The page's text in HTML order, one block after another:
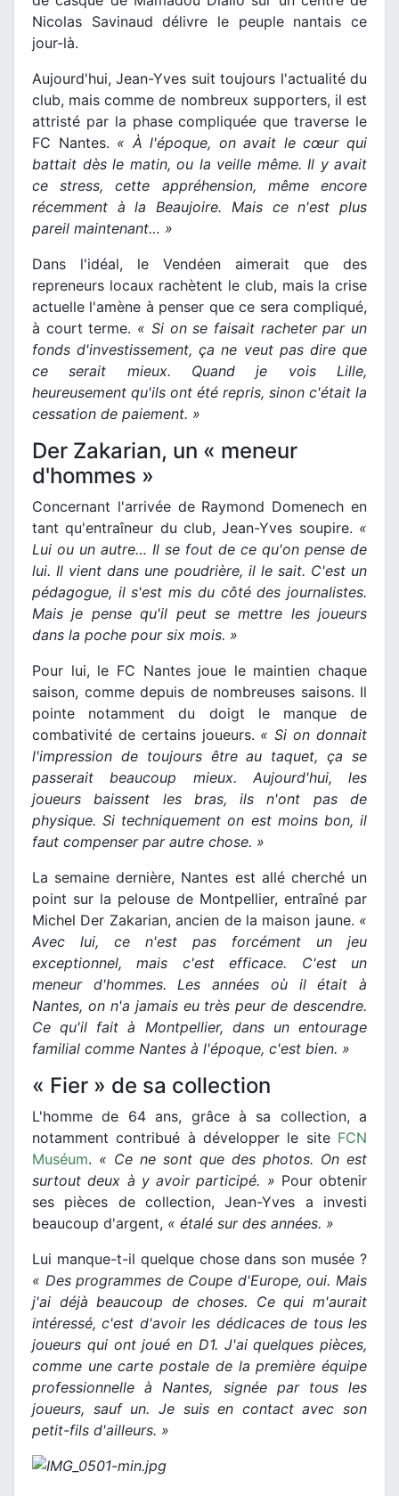
Nicolas Savinaud délivre le peuple nantais ce
jour-là.
Aujourd'hui, Jean-Yves suit toujours l'actualité du
club, mais comme de nombreux supporters, il est
attristé par la phase compliquée que traverse le
FC Nantes. « À l'époque, on avait le cœur qui
battait dès le matin, ou la veille même. Il y avait
ce stress, cette appréhension, même encore
récemment à la Beaujoire. Mais ce n'est plus
pareil maintenant… »
Dans l'idéal, le Vendéen aimerait que des
repreneurs locaux rachètent le club, mais la crise
actuelle l'amène à penser que ce sera compliqué,
à court terme. « Si on se faisait racheter par un
fonds d'investissement, ça ne veut pas dire que
ce serait mieux. Quand je vois Lille,
heureusement qu'ils ont été repris, sinon c'était la
cessation de paiement. »
Der Zakarian, un « meneur
d'hommes »
Concernant l'arrivée de Raymond Domenech en
tant qu'entraîneur du club, Jean-Yves soupire. «
Lui ou un autre… Il se fout de ce qu'on pense de
lui. Il vient dans une poudrière, il le sait. C'est un
pédagogue, il s'est mis du côté des journalistes.
Mais je pense qu'il peut se mettre les joueurs
dans la poche pour six mois. »
Pour lui, le FC Nantes joue le maintien chaque
saison, comme depuis de nombreuses saisons. Il
pointe notamment du doigt le manque de
combativité de certains joueurs. « Si on donnait
l'impression de toujours être au taquet, ça se
passerait beaucoup mieux. Aujourd'hui, les
joueurs baissent les bras, ils n'ont pas de
physique. Si techniquement on est moins bon, il
faut compenser par autre chose. »
La semaine dernière, Nantes est allé cherché un
point sur la pelouse de Montpellier, entraîné par
Michel Der Zakarian, ancien de la maison jaune. «
Avec lui, ce n'est pas forcément un jeu
exceptionnel, mais c'est efficace. C'est un
meneur d'hommes. Les années où il était à
Nantes, on n'a jamais eu très peur de descendre.
Ce qu'il fait à Montpellier, dans un entourage
familial comme Nantes à l'époque, c'est bien. »
« Fier » de sa collection
L'homme de 64 ans, grâce à sa collection, a
notamment contribué à développer le site FCN
Muséum. « Ce ne sont que des photos. On est
surtout deux à y avoir participé. » Pour obtenir
ses pièces de collection, Jean-Yves a investi
beaucoup d'argent, « étalé sur des années. »
Lui manque-t-il quelque chose dans son musée ?
« Des programmes de Coupe d'Europe, oui. Mais
j'ai déjà beaucoup de choses. Ce qui m'aurait
intéressé, c'est d'avoir les dédicaces de tous les
joueurs qui ont joué en D1. J'ai quelques pièces,
comme une carte postale de la première équipe
professionnelle à Nantes, signée par tous les
joueurs, sauf un. Je suis en contact avec son
petit-fils d'ailleurs. »